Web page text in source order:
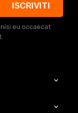
ISCRIVITI
eu occaecat

